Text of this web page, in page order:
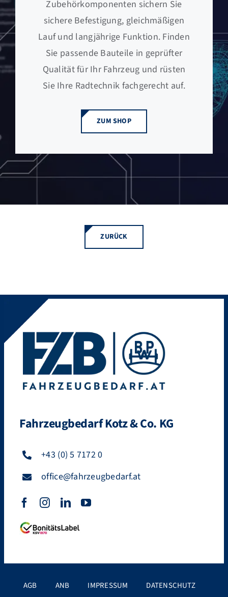
Zubehörkomponenten sichern Sie
sichere Befestigung, gleichmäßigen
Lauf und langjährige Funktion. Finden
Sie passende Bauteile in geprüfter
Qualität für Ihr Fahrzeug und rüsten
Sie Ihre Radtechnik fachgerecht auf.
ZUM SHOP
ZURÜCK
Fahrzeugbedarf Kotz & Co. KG
+43 (0) 5 7172 0
office@fahrzeugbedarf.at
AGB ANB IMPRESSUM
DATENSCHUTZ